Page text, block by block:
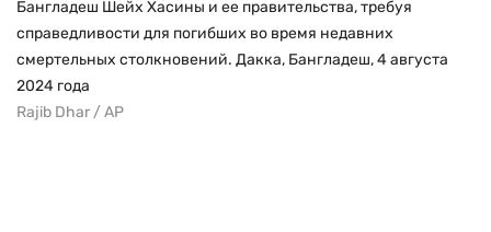
Бангладеш Шейх Хасины и ее правительства, требуя
справедливости для погибших во время недавних
смертельных столкновений. Дакка, Бангладеш, 4 августа
2024 года
Rajib Dhar / AP